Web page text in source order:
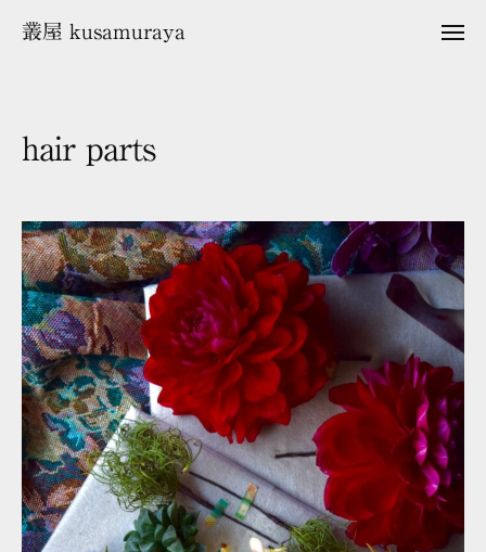
叢屋 kusamuraya
メ
hair parts
2
3
年
4
月
2
日
k
u
s
a
m
u
r
a
y
a